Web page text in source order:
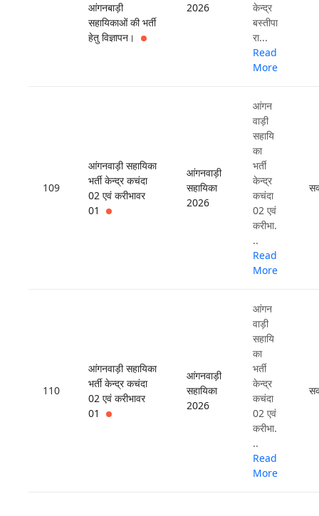
आंगनबाड़ी
सहायिकाओं की भर्ती
हेतु विज्ञापन।
2026
केन्द्र
बस्तीपा
रा...
Read
More
109
आंगनवाड़ी सहायिका
भर्ती केन्द्र कचंदा
02 एवं करीभावर
01
आंगनवाड़ी
सहायिका
2026
आंगन
वाड़ी
सहायि
का
भर्ती
केन्द्र
कचंदा
02 एवं
करीभा.
..
Read
More
110
आंगनवाड़ी सहायिका
भर्ती केन्द्र कचंदा
02 एवं करीभावर
01
आंगनवाड़ी
सहायिका
2026
आंगन
वाड़ी
सहायि
का
भर्ती
केन्द्र
कचंदा
02 एवं
करीभा.
..
Read
More